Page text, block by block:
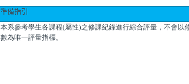
準備指引
本系參考學生各課程(屬性)之修課紀錄進行綜合評量，不會以
數為唯一評量指標。